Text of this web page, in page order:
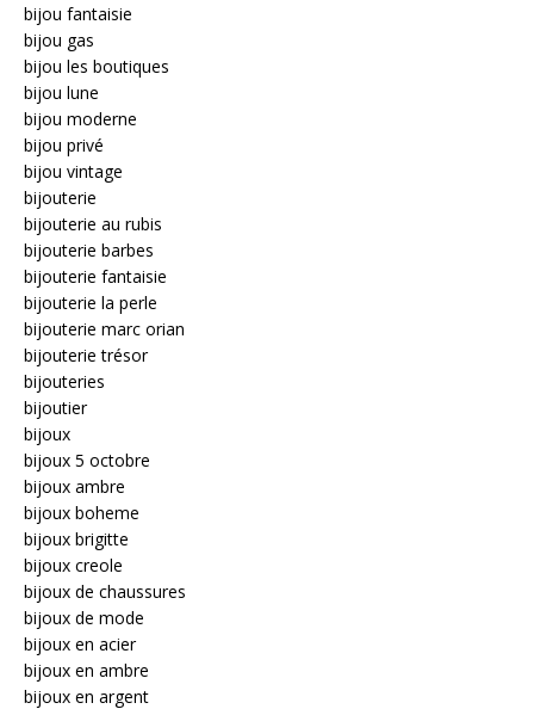
bijou fantaisie
bijou gas
bijou les boutiques
bijou lune
bijou moderne
bijou privé
bijou vintage
bijouterie
bijouterie au rubis
bijouterie barbes
bijouterie fantaisie
bijouterie la perle
bijouterie marc orian
bijouterie trésor
bijouteries
bijoutier
bijoux
bijoux 5 octobre
bijoux ambre
bijoux boheme
bijoux brigitte
bijoux creole
bijoux de chaussures
bijoux de mode
bijoux en acier
bijoux en ambre
bijoux en argent